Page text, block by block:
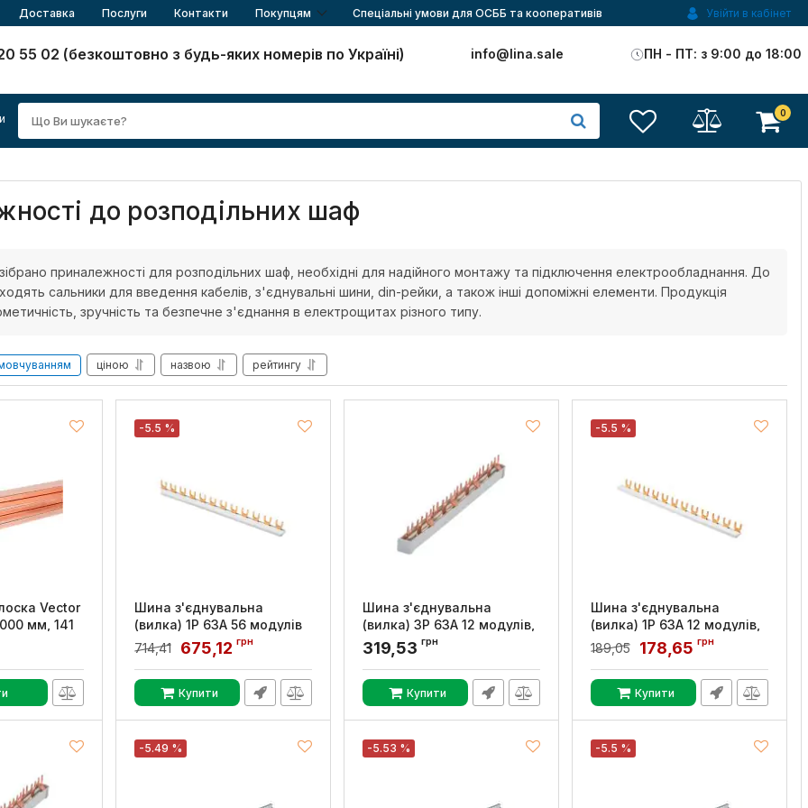
Доставка Послуги Контакти Покупцям Спеціальні умови для ОСББ та кооперативів Увійти в кабінет
55 02 (безкоштовно з будь-яких номерів по Україні) info@lina.sale ПН - ПТ: з 9:00 до 18:00
0
до розподільних шаф
зібрано приналежності для розподільних шаф, необхідні для надійного монтажу та підключення електрообладнання. До
сальники для введення кабелів, з'єднувальні шини, din-рейки, а також інші допоміжні елементи. Продукція
зручність та безпечне з'єднання в електрощитах різного типу.
ціною назвою рейтингу
Vector
мм, 141
-5.5 %
Шина з'єднувальна
(вилка) 1Р 63А 56 модулів
1метр, GEWISS
GW96996
714,41 675,12 грн
Купити
Шина з'єднувальна
(вилка) 3Р 63А 12 модулів,
GEWISS
Артикул:
319,53 грн
Купити
-5.5 %
Шина з'єднувальна
(вилка) 1Р 63А 12 модулів,
GEWISS
GW96992
189,05 178,65 грн
Купити
-5.49 % -5.53 % -5.5 %